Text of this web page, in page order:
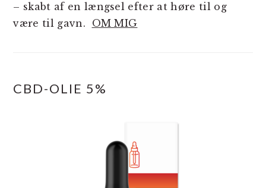
– skabt af en længsel efter at høre til og
være til gavn. OM MIG
CBD-OLIE 5%